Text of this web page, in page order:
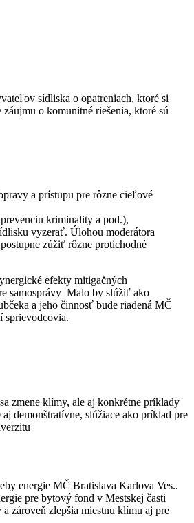
sídliska o opatreniach, ktoré si
o komunitné riešenia, ktoré sú
a prístupu pre rôzne cieľové
kriminality a pod.),
vyzerať. Úlohou moderátora
zúžiť rôzne protichodné
efekty mitigačných
samosprávy Malo by slúžiť ako
a jeho činnosť bude riadená MČ
sprievodcovia.
zmene klímy, ale aj konkrétne príklady
demonštratívne, slúžiace ako príklad pre
energie MČ Bratislava Karlova Ves..
pre bytový fond v Mestskej časti
zároveň zlepšia miestnu klímu aj pre